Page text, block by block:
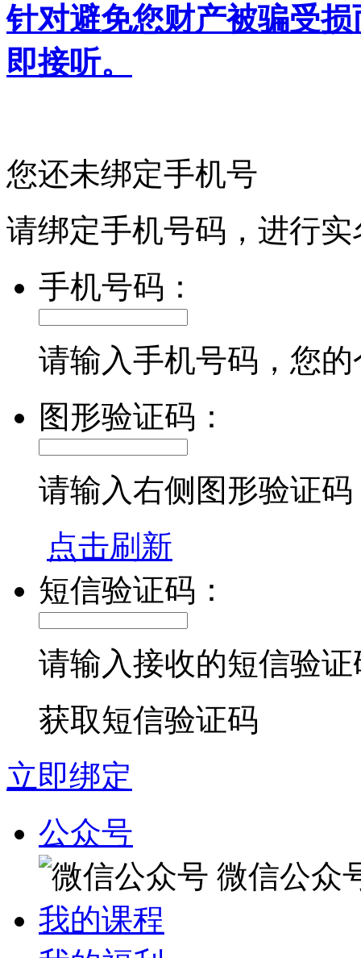
针对避免您财产被骗受
即接听。
您还未绑定手机号
请绑定手机号码，进行
手机号码：
请输入手机号码，您
图形验证码：
请输入右侧图形验证码
点击刷新
短信验证码：
请输入接收的短信验证
获取短信验证码
立即绑定
公众号
微信公众
我的课程